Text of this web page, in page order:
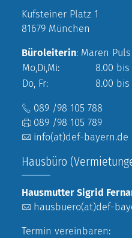
Kufsteiner Platz 1
81679 München
Büroleiterin: Maren Puls
Mo,Di,Mi:
8.00 bis
Do, Fr:
8.00 bis
089 /98 105 788
089 /98 105 789
info(at)def-bayern.de
Hausbüro
Hausmutter Sigrid
hausbuero(at)def-
Termin vereinbaren: